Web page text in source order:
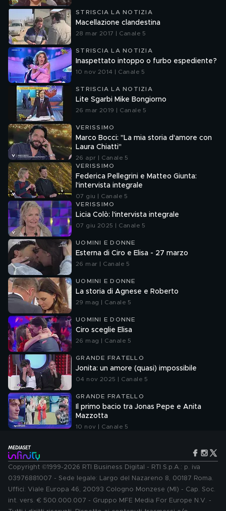
STRISCIA LA NOTIZIA
Macellazione clandestina
28 mar 2017 | Canale 5
STRISCIA LA NOTIZIA
Inaspettato intoppo o furbo espediente?
10 nov 2014 | Canale 5
STRISCIA LA NOTIZIA
Lite Sgarbi Mike Bongiorno
26 mar 2019 | Canale 5
VERISSIMO
Marco Bocci: "La mia storia d'amore con
Laura Chiatti"
26 apr | Canale 5
VERISSIMO
Federica Pellegrini e Matteo Giunta:
l'intervista integrale
07 giu | Canale 5
VERISSIMO
Licia Colò: l'intervista integrale
07 giu 2025 | Canale 5
UOMINI E DONNE
Esterna di Ciro e Elisa - 27 marzo
26 mar | Canale 5
UOMINI E DONNE
La storia di Agnese e Roberto
29 mag | Canale 5
UOMINI E DONNE
Ciro sceglie Elisa
26 mag | Canale 5
GRANDE FRATELLO
Jonita: un amore (quasi) impossibile
04 nov 2025 | Canale 5
GRANDE FRATELLO
Il primo bacio tra Jonas Pepe e Anita
Mazzotta
10 nov | Canale 5
Copyright ©1999-2026 RTI Business Digital - RTI S.p.A.: p. iva
03976881007 - Sede legale: Largo del Nazareno 8, 00187 Roma.
Uffici: Viale Europa 46, 20093 Cologno Monzese (MI) - Cap. Soc.
int. vers. € 500.000.007 - Gruppo MFE Media For Europe N.V. -